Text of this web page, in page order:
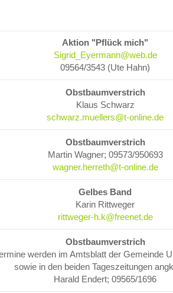
Aktion "Pflück mich"
Sigrid_Eyermann@web.de
09564/3543 (Ute Hahn)
Obstbaumverstrich
Klaus Schwarz
schwarz.muellers@t-online.de
Obstbaumverstrich
Martin Wagner; 09573/950693
wagner.herreth@t-online.de
Gelbes Band
Karin Rittweger
rittweger-h.k@freenet.de
Obstbaumverstrich
werden im Amtsblatt der Gemeinde
sowie in den beiden Tageszeitungen
Harald Endert; 09565/1696